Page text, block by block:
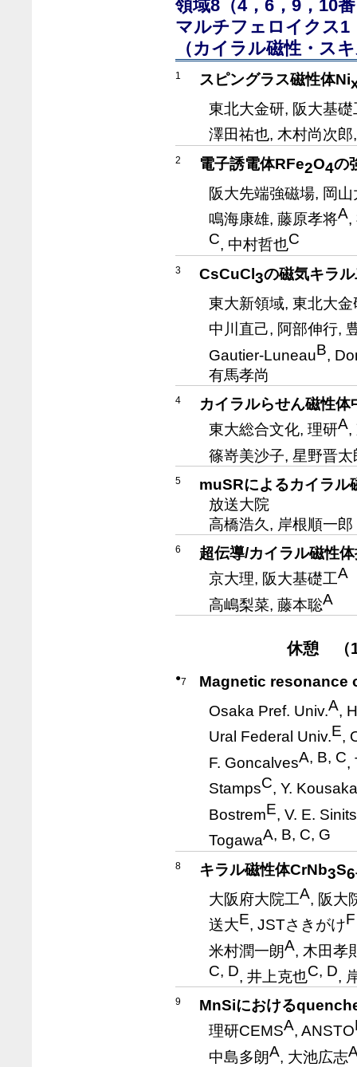
領域8（4，6，9，10
マルチフェロイクス1
（カイラル磁性・ス
1 スピングラス磁性体Ni
東北大金研, 阪大基礎
澤田祐也, 木村尚次
2 電子誘電体RFe2O4の
阪大先端強磁場, 岡山
鳴海康雄, 藤原孝将A,
C, 中村哲也C
3 CsCuCl3の磁気キラ
東大新領域, 東北大金
中川直己, 阿部伸行,
Gautier-LuneauB,
有馬孝尚
4
カイラルらせん磁性体
東大総合文化, 理研A,
篠嵜美沙子, 星野晋太
5
muSRによるカイラル
放送大院
高橋浩久, 岸根順一郎
6
超伝導/カイラル磁性
京大理, 阪大基礎工A
高嶋梨菜, 藤本聡A
休憩 （
●7
Magnetic resonance
Osaka Pref. Univ.A,
Ural Federal Univ.E,
F. GoncalvesA, B, C,
StampsC, Y. Kousaka
BostremE, V. E.
TogawaA, B, C, G
8 キラル磁性体CrNb3S6
大阪府大院工A, 阪大
送大E, JSTさきがけF
米村潤一朗A, 木田孝
C, D, 井上克也C, D,
9
MnSiにおける
理研CEMSA, ANSTO
中島多朗A, 大池広志